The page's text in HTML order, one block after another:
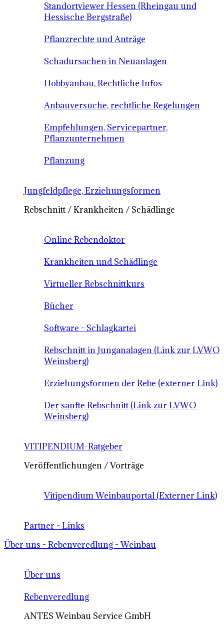
Standortviewer Hessen (Rheingau und
Hessische Bergstraße)
Pflanzrechte und Anträge
Schadursachen in Neuanlagen
Hobbyanbau, Rechtliche Infos
Anbauversuche, rechtliche Regelungen
Empfehlungen, Servicepartner,
Pflanzunternehmen
Pflanzung
Jungfeldpflege, Erziehungsformen
Rebschnitt / Krankheiten / Schädlinge
Online Rebendoktor
Krankheiten und Schädlinge
Virtueller Rebschnittkurs
Bücher
Software - Schlagkartei
Rebschnitt in Junganalagen (Link zur LVWO
Weinsberg)
Erziehungsformen der Rebe (externer Link)
Der sanfte Rebschnitt (Link zur LVWO
Weinsberg)
VITIPENDIUM-Ratgeber
Veröffentlichungen / Vorträge
Vitipendium Weinbauportal (Externer Link)
Partner - Links
Über uns - Rebenveredlung - Weinbau
Über uns
Rebenveredlung
ANTES Weinbau Service GmbH